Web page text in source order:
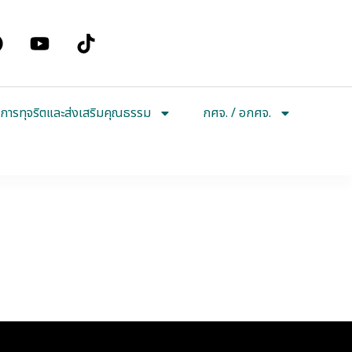
ารทุจริตและส่งเสริมคุณธรรม กศจ. / อกศจ.